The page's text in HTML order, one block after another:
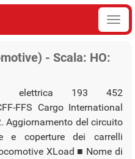
- Scala: HO:
elettrica 193 452
FFS Cargo International
Aggiornamento del circuito
e coperture dei carrelli
XLoad ■ Nome di